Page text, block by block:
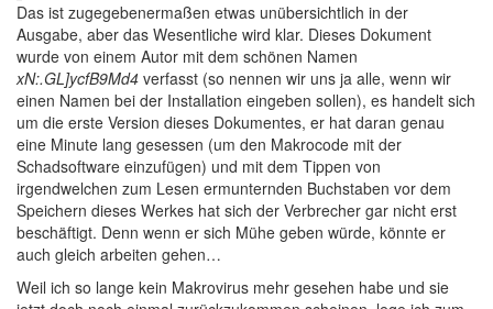
Das ist zugegebenermaßen etwas unübersichtlich in der
Ausgabe, aber das Wesentliche wird klar. Dieses Dokument
wurde von einem Autor mit dem schönen Namen
xN:.GL]ycfB9Md4 verfasst (so nennen wir uns ja alle, wenn wir
einen Namen bei der Installation eingeben sollen), es handelt sich
um die erste Version dieses Dokumentes, er hat daran genau
eine Minute lang gesessen (um den Makrocode mit der
Schadsoftware einzufügen) und mit dem Tippen von
irgendwelchen zum Lesen ermunternden Buchstaben vor dem
Speichern dieses Werkes hat sich der Verbrecher gar nicht erst
beschäftigt. Denn wenn er sich Mühe geben würde, könnte er
auch gleich arbeiten gehen…
Weil ich so lange kein Makrovirus mehr gesehen habe und sie